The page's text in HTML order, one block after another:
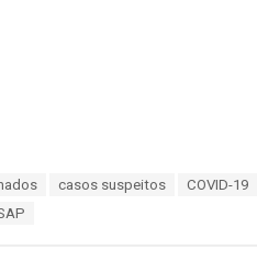
casos suspeitos COVID-19